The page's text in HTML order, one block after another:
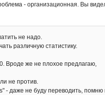
- организационная. Вы
не надо.
различную статистику.
Вроде же не плохое предлагаю,
не против.
- даже не буду переводить,